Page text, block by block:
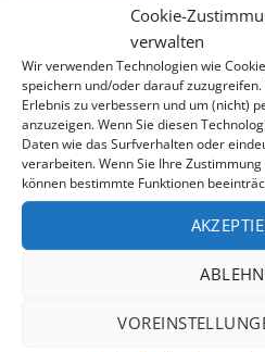
Cookie-
verwalten
Wir verwenden Technologien wie
speichern und/oder darauf
Erlebnis zu verbessern und um (nicht)
anzuzeigen. Wenn Sie diesen
Daten wie das Surfverhalten oder
verarbeiten. Wenn Sie Ihre
können bestimmte Funktionen
ZUSÄTZLICHE INFORMATION